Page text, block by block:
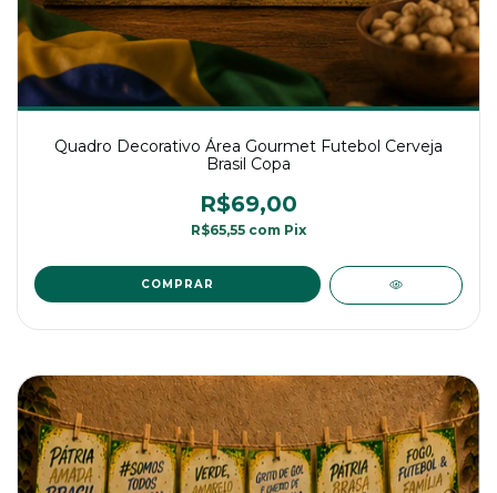
Quadro Decorativo Área Gourmet Futebol Cerveja
Brasil Copa
R$69,00
R$65,55 com Pix